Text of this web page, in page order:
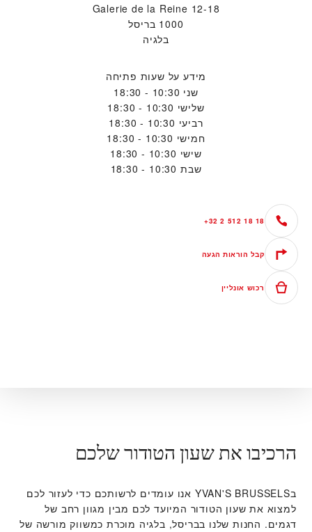
Galerie de la Reine 12-18
1000 בריסל
בלגיה
מידע על שעות פתיחה
שני 10:30 - 18:30
שלישי 10:30 - 18:30
רביעי 10:30 - 18:30
חמישי 10:30 - 18:30
שישי 10:30 - 18:30
שבת 10:30 - 18:30
+32 2 512 18 18
קבל הוראות הגעה
רכוש אונליין
הרכיבו את שעון הטודור שלכם
ב‭YVAN'S BRUSSELS‬ אנו עומדים לרשותכם כדי לעזור לכם
למצוא את שעון הטודור המיועד לכם מבין מגוון רחב של
דגמים. החנות שלנו בבריסל, בלגיה מוכרת כמשווק מורשה של